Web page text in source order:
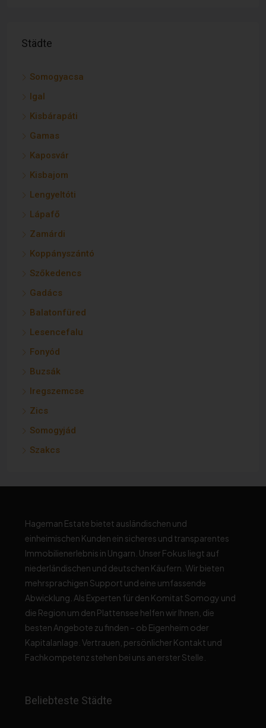
Städte
Somogyacsa
Igal
Kisbárapáti
Gamas
Kaposvár
Kisbajom
Lengyeltóti
Lápafő
Zamárdi
Koppányszántó
Szőkedencs
Gadács
Balatonfüred
Lesencefalu
Fonyód
Buzsák
Iregszemcse
Zics
Somogyjád
Szakcs
Hageman Estate bietet ausländischen und
einheimischen Kunden ein sicheres und transparentes
Immobilienerlebnis in Ungarn. Unser Fokus liegt auf
niederländischen und deutschen Käufern. Wir bieten
mehrsprachigen Support und eine umfassende
Abwicklung. Als Experten für den Komitat Somogy und
die Region um den Plattensee helfen wir Ihnen, die
besten Angebote zu finden – ob Eigenheim oder
Kapitalanlage. Vertrauen, persönlicher Kontakt und
Fachkompetenz stehen bei uns an erster Stelle.
Beliebteste Städte